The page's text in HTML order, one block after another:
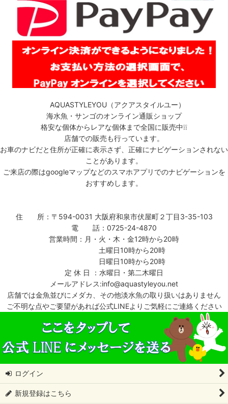
AQUASTYLEYOU（アクアスタイルユー）
海水魚・サンゴのオンライン通販ショップ
格安な個体からレアな個体まで全国に販売中❕❕
店舗での販売も行っています。
お車のナビだと住所が正確に表示さず、正確にナビゲーションされない
ことがあります。
ご来店の際はgoogleマップなどのスマホアプリでのナビゲーションを
おすすめします。
住 所：〒594-0031 大阪府和泉市伏屋町２丁目3-35-103
電 話：0725-24-4870
営業時間：月・火・木・金12時から20時
土曜日10時から20時
日曜日10時から20時
定 休 日 ：水曜日・第二木曜日
メールアドレス:info@aquastyleyou.net
店舗では金魚並びにメダカ、その他淡水魚の取り扱いはありません
ご不明な点やご要望があれば公式LINEよりご気軽にご連絡ください
ログイン
新規登録はこちら